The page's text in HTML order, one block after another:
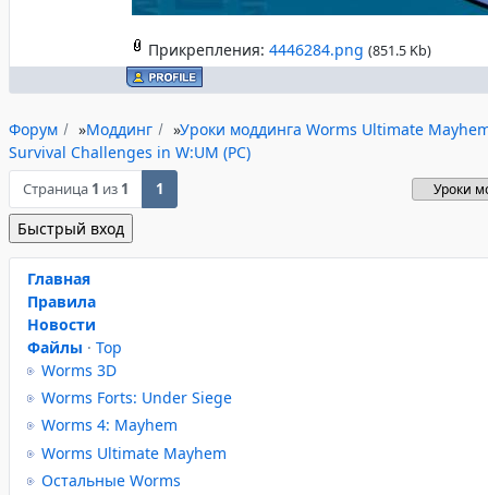
Прикрепления: 4446284.png (851.5 Kb)
Форум »Моддинг »Уроки моддинга Worms Ultimate
Survival Challenges in W:UM (PC)
Страница 1 из 1 1
Главная
Правила
Новости
Файлы · Top
Worms 3D
Worms Forts: Under Siege
Worms 4: Mayhem
Worms Ultimate Mayhem
Остальные Worms